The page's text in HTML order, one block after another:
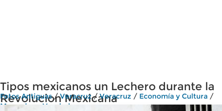
Tipos mexicanos un Lechero durante la
Revolucion Mexicana
Fotos Antiguas/Veracruz/Veracruz / Economía y Cultura /
Mercados y Vendedores